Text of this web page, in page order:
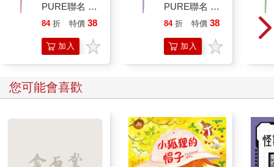
PURE聯名 頂
級白桃(限量)
84 折 特價 38
加入
PURE聯名 葡
萄(限量)
84 折 特價 38
加入
您可能會喜歡